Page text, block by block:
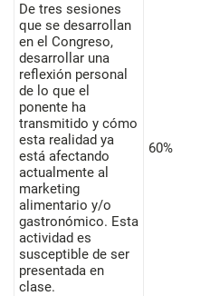
De tres sesiones
que se desarrollan
en el Congreso,
desarrollar una
reflexión personal
de lo que el
ponente ha
transmitido y cómo
esta realidad ya
está afectando
actualmente al
marketing
alimentario y/o
gastronómico. Esta
actividad es
susceptible de ser
presentada en
clase.
60%